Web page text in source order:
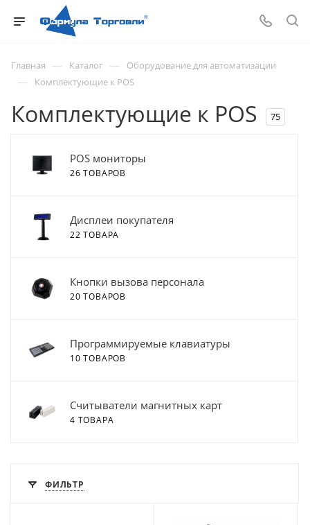
Главная — Каталог — Оборудование для автоматизации
— Комплектующие к POS
Комплектующие к POS 75
POS мониторы
26 ТОВАРОВ
Дисплеи покупателя
22 ТОВАРА
Кнопки вызова персонала
20 ТОВАРОВ
Программируемые клавиатуры
10 ТОВАРОВ
Считыватели магнитных карт
4 ТОВАРА
ФИЛЬТР